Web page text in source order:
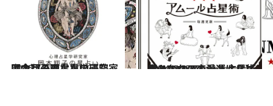
2026.7.31
【今月のあなたの運勢は？】心理占星学研究家 岡本翔子の星占い
占い 2024.6.15
【あなたの恋愛運は？】JINMUのアムール占星術 愛とエロスのジンムリズム
占い